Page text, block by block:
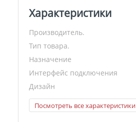
Характеристики
Производитель.
Тип товара.
Назначение
Интерфейс подключения
Дизайн
Посмотреть все характеристики